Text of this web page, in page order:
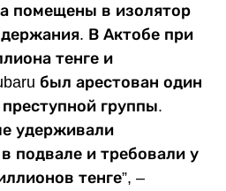
помещены в изолятор
В Актобе при
тенге и
был арестован один
группы.
удерживали
подвале и требовали у
тенге”, –